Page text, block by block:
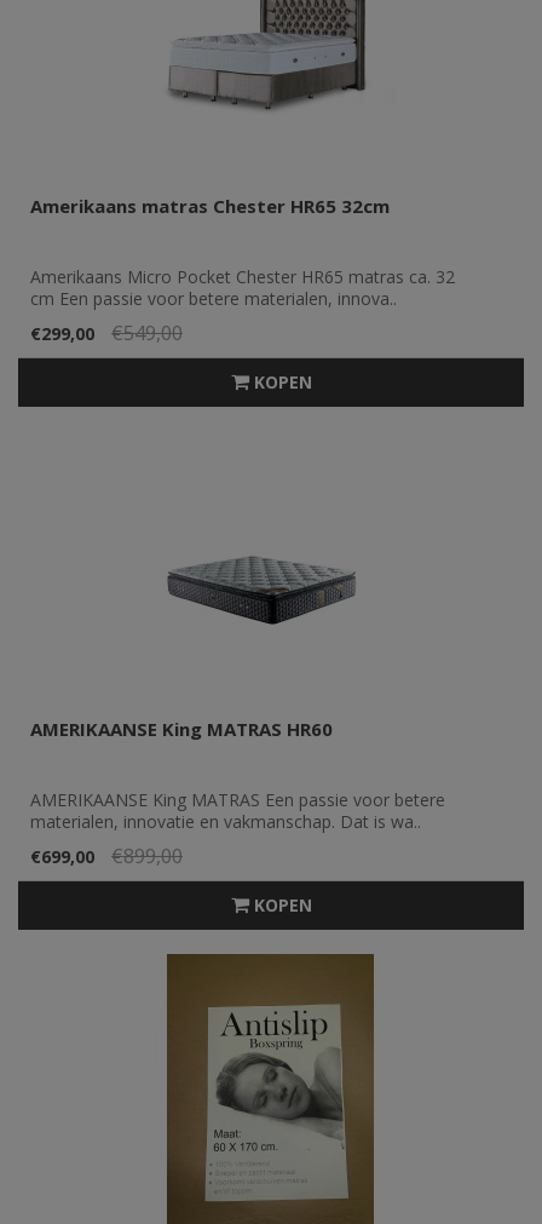
Amerikaans matras Chester HR65 32cm
Amerikaans Micro Pocket Chester HR65 matras ca. 32
cm Een passie voor betere materialen, innova..
€299,00
€549,00
KOPEN
AMERIKAANSE King MATRAS HR60
AMERIKAANSE King MATRAS Een passie voor betere
materialen, innovatie en vakmanschap. Dat is wa..
€699,00
€899,00
KOPEN